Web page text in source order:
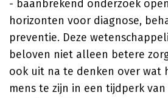
- baanbrekend onderzoek
horizonten voor diagnose,
preventie. Deze
beloven niet alleen betere
ook uit na te denken over wat
mens te zijn in een tijdperk